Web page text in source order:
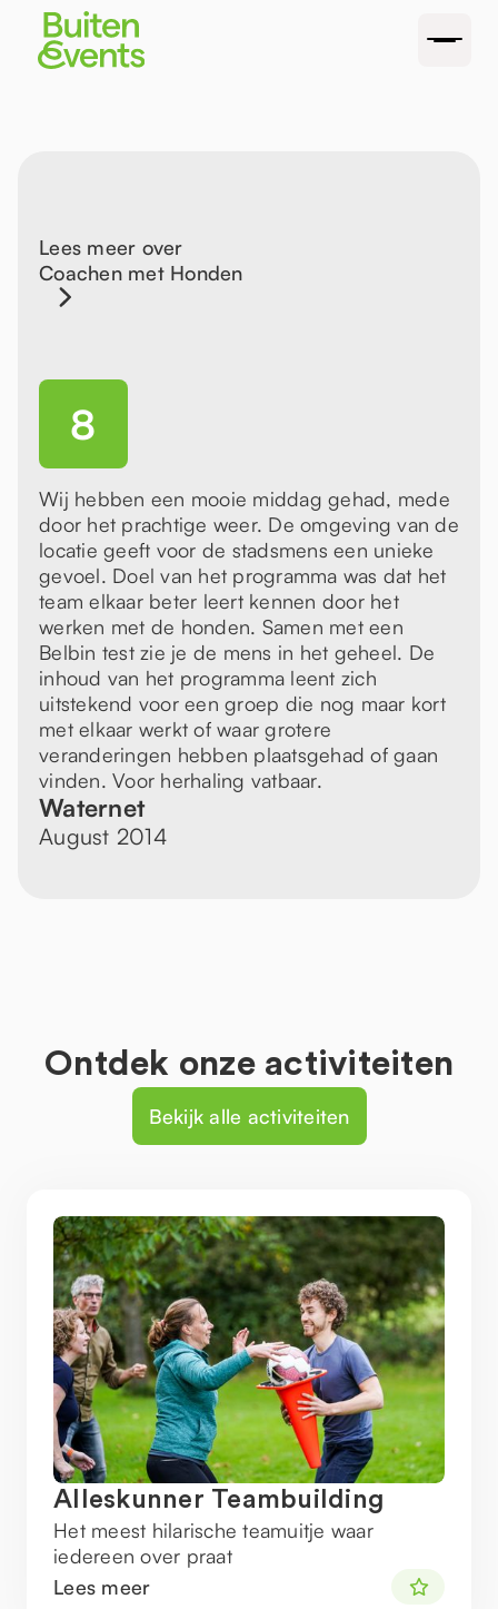
Lees meer over
Coachen met Honden
8
Wij hebben een mooie middag gehad, mede
door het prachtige weer. De omgeving van de
locatie geeft voor de stadsmens een unieke
gevoel. Doel van het programma was dat het
team elkaar beter leert kennen door het
werken met de honden. Samen met een
Belbin test zie je de mens in het geheel. De
inhoud van het programma leent zich
uitstekend voor een groep die nog maar kort
met elkaar werkt of waar grotere
veranderingen hebben plaatsgehad of gaan
vinden. Voor herhaling vatbaar.
Waternet
August 2014
Ontdek onze activiteiten
Bekijk alle activiteiten
Alleskunner Teambuilding
Het meest hilarische teamuitje waar
iedereen over praat
Lees meer